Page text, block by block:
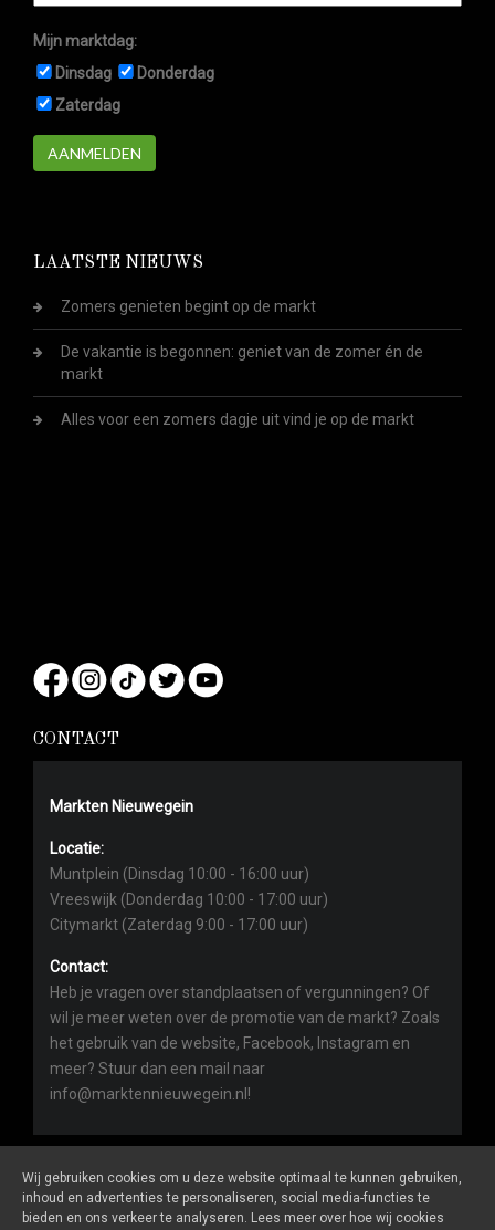
Mijn marktdag:
Dinsdag
Donderdag
Zaterdag
AANMELDEN
LAATSTE NIEUWS
Zomers genieten begint op de markt
De vakantie is begonnen: geniet van de zomer én de
markt
Alles voor een zomers dagje uit vind je op de markt
CONTACT
Markten Nieuwegein
Locatie:
Muntplein (Dinsdag 10:00 - 16:00 uur)
Vreeswijk (Donderdag 10:00 - 17:00 uur)
Citymarkt (Zaterdag 9:00 - 17:00 uur)
Contact:
Heb je vragen over standplaatsen of vergunningen? Of
wil je meer weten over de promotie van de markt? Zoals
het gebruik van de website, Facebook, Instagram en
meer? Stuur dan een mail naar
info@marktennieuwegein.nl!
Wij gebruiken cookies om u deze website optimaal te kunnen gebruiken,
inhoud en advertenties te personaliseren, social media-functies te
bieden en ons verkeer te analyseren. Lees meer over hoe wij cookies